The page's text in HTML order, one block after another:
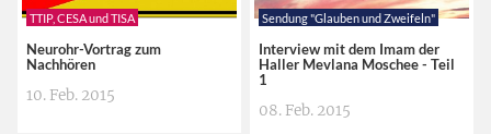
TTIP, CESA und TISA
Neurohr-Vortrag zum
Nachhören
10. Feb. 2015
Sendung "Glauben und Zweifeln"
Interview mit dem Imam der
Haller Mevlana Moschee - Teil
1
08. Feb. 2015